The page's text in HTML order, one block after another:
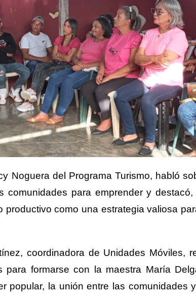
Noguera del Programa Turismo, habló
comunidades para emprender y
productivo como una estrategia valiosa
coordinadora de Unidades Móviles,
para formarse con la maestra María
popular, la unión entre las comunidades